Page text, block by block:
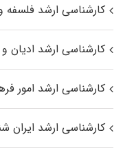
کارشناسی ارشد فلسفه
کارشناسی ارشد ادیان
کارشناسی ارشد امور
کارشناسی ارشد ایران